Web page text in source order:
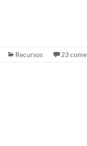
Recursos 23